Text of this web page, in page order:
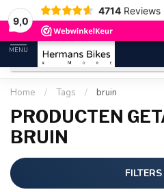
9,0
4714 Reviews
30 dagen bedenktijd
MENU
Home / Tags / bruin
PRODUCTEN
BRUIN
FILTERS